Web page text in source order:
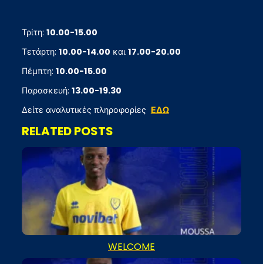
Τρίτη: 10.00-15.00
Τετάρτη: 10.00-14.00 και 17.00-20.00
Πέμπτη: 10.00-15.00
Παρασκευή: 13.00-19.30
Δείτε αναλυτικές πληροφορίες ΕΔΩ
RELATED POSTS
WELCOME